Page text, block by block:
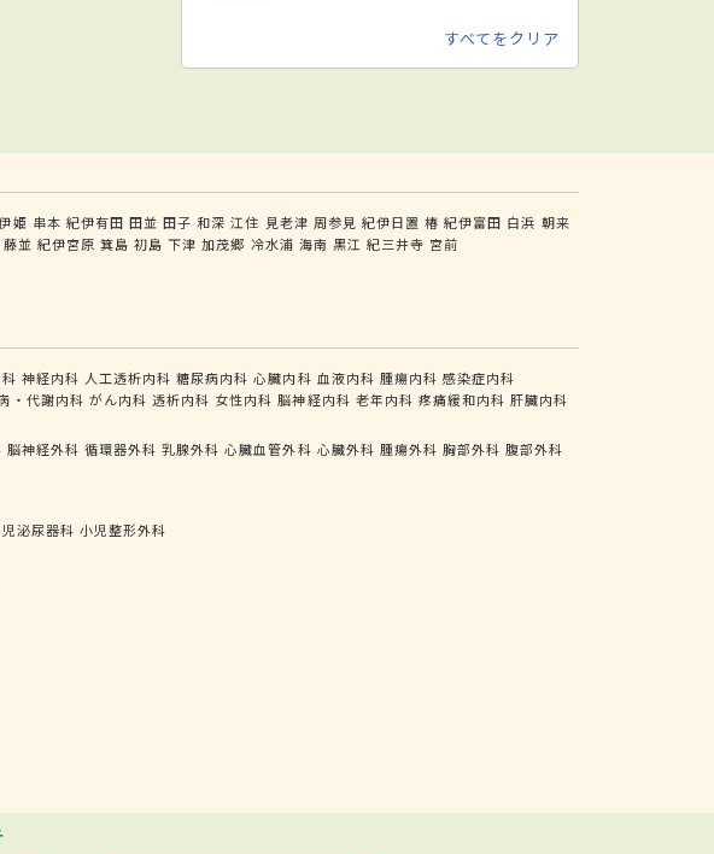
すべてをクリア
姫 串本 紀伊有田 田並 田子 和深 江住 見老津 周参見 紀伊日置 椿 紀伊富田 白浜 朝来
藤並 紀伊宮原 箕島 初島 下津 加茂郷 冷水浦 海南 黒江 紀三井寺 宮前
神経内科 人工透析内科 糖尿病内科 心臓内科 血液内科 腫瘍内科 感染症内科
・代謝内科 がん内科 透析内科 女性内科 脳神経内科 老年内科 疼痛緩和内科 肝臓内科
脳神経外科 循環器外科 乳腺外科 心臓血管外科 心臓外科 腫瘍外科 胸部外科 腹部外科
泌尿器科 小児整形外科